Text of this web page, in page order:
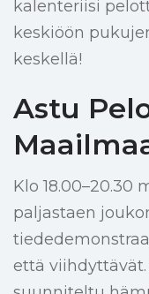
kalenteriisi
keskiöön
keskellä!
Astu
Klo 18.00–20.30
paljastaen
että